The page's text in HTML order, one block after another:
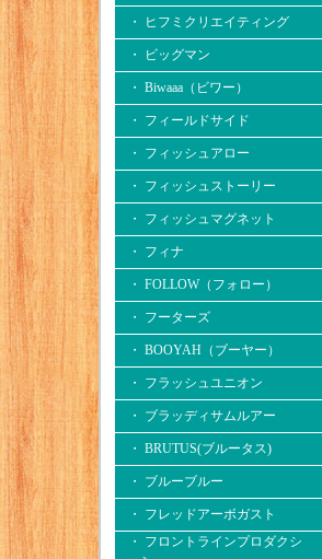
・ ヒフミクリエイティング
・ ビッグマン
・ Biwaaa（ビワー）
・ フィールドサイド
・ フィッシュアロー
・ フィッシュストーリー
・ フィッシュマグネット
・ フィナ
・ FOLLOW（フォロー）
・ フーターズ
・ BOOYAH（ブーヤー）
・ フラッシュユニオン
・ ブラッディサムルアー
・ BRUTUS(ブルータス)
・ ブルーブルー
・ フレッドアーボガスト
・ フロントラインプロダクシ